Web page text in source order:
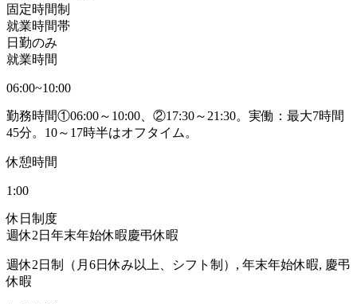
固定時間制
就業時間帯
日勤のみ
就業時間
06:00~10:00
勤務時間①06:00～10:00、②17:30～21:30。実働：最大7時間
45分。10～17時半はオフタイム。
休憩時間
1:00
休日制度
週休2日 年末年始休暇慶弔休暇
週休2日制（月6日休み以上、シフト制）, 年末年始休暇, 慶弔
休暇